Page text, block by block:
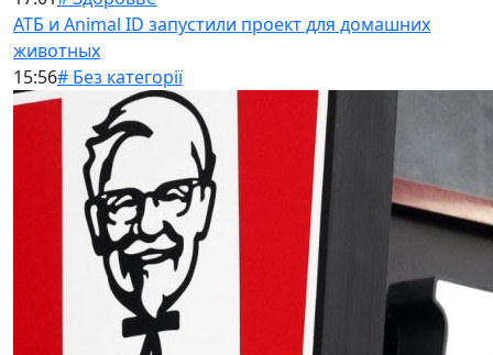
АТБ и Animal ID запустили проект для домашних
животных
15:56# Без категорії